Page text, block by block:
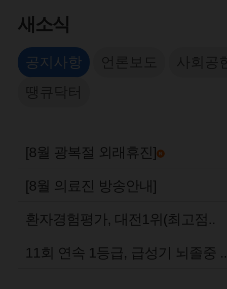
새소식
공지사항
[8월 광복절 외래휴진]
[8월 의료진 방송안내]
환자경험평가, 대전1위(최고점..
11회 연속 1등급, 급성기 뇌졸중 ..